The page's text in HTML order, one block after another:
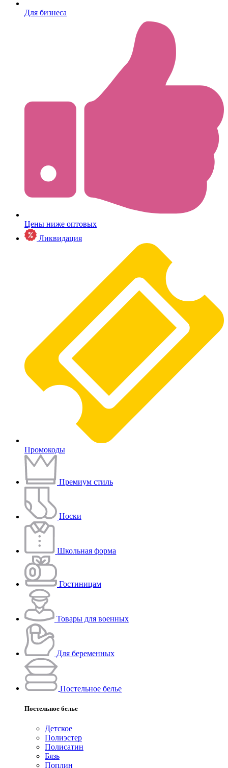
Для бизнеса
Цены ниже оптовых
Ликвидация
Промокоды
Премиум стиль
Носки
Школьная форма
Гостиницам
Товары для военных
Для беременных
Постельное белье
Постельное белье
Детское
Полиэстeр
Полисатин
Бязь
Поплин